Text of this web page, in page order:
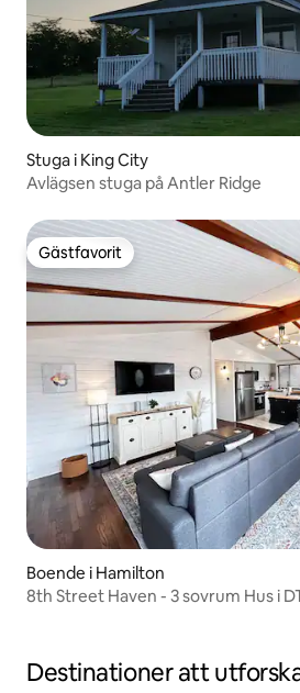
Stuga i King City
Avlägsen stuga på Antler Ridge
Gästfavorit
Gästfavorit
Boende i Hamilton
8th Street Haven - 3 sovrum Hus i
Destinationer att